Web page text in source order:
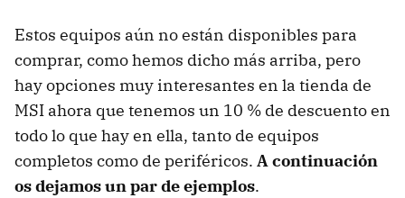
Estos equipos aún no están disponibles para
comprar, como hemos dicho más arriba, pero
hay opciones muy interesantes en la tienda de
MSI ahora que tenemos un 10 % de descuento en
todo lo que hay en ella, tanto de equipos
completos como de periféricos. A continuación
os dejamos un par de ejemplos.